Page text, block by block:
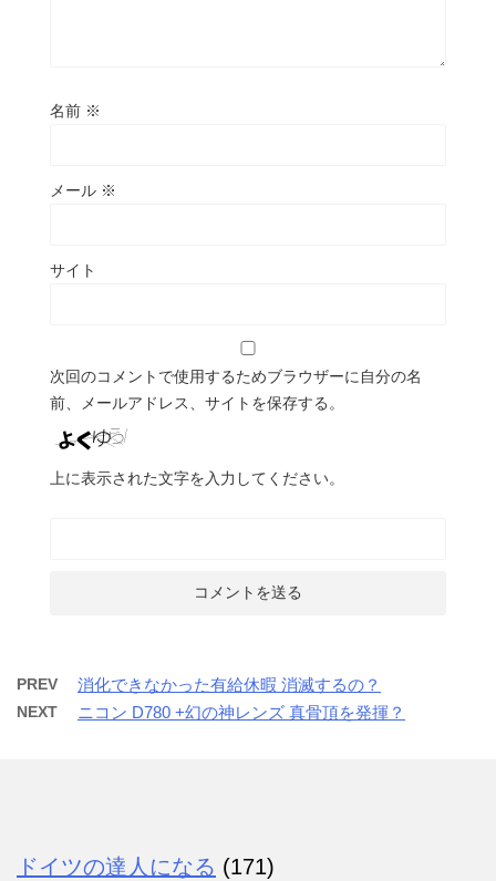
名前 ※
メール ※
サイト
次回のコメントで使用するためブラウザーに自分の名
前、メールアドレス、サイトを保存する。
上に表示された文字を入力してください。
PREV 消化できなかった有給休暇 消滅するの？
NEXT ニコン D780 +幻の神レンズ 真骨頂を発揮？
ドイツの達人になる (171)